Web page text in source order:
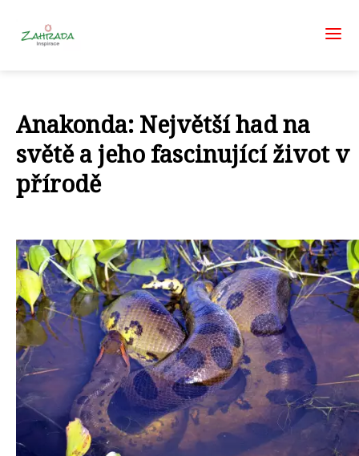
Anakonda: Největší had na
světě a jeho fascinující život v
přírodě